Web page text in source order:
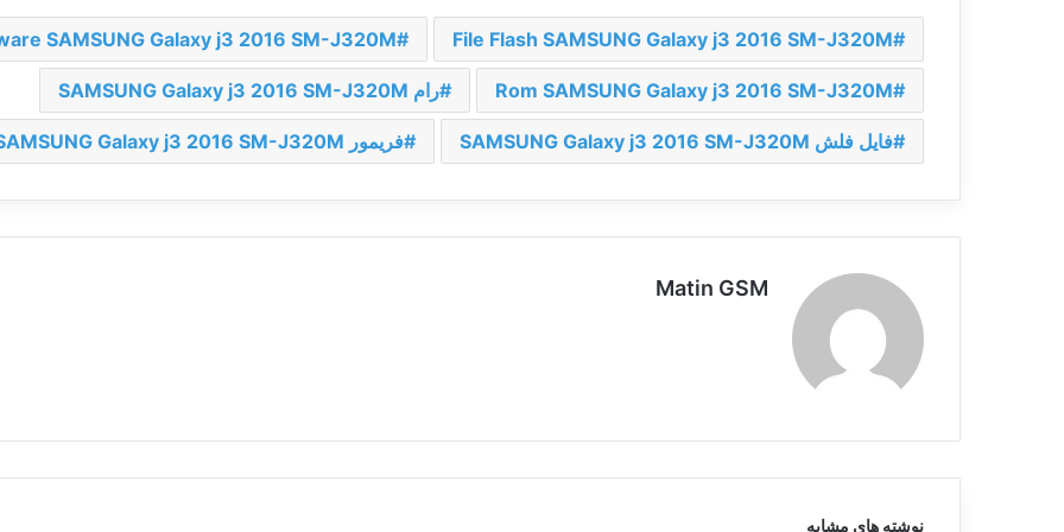
File Flash SAMSUNG Galaxy j3 2016 SM-J320M
SAMSUNG Galaxy j3 2016 SM-J320M
Rom SAMSUNG Galaxy j3 2016 SM-J320M رام SAMSUNG Galaxy j3 2016 SM-J320M
فایل فلش SAMSUNG Galaxy j3 2016 SM-J320M فریمور SAMSUNG Galaxy j3 2016 SM-J320M
Matin GSM
نوشته های مشابه